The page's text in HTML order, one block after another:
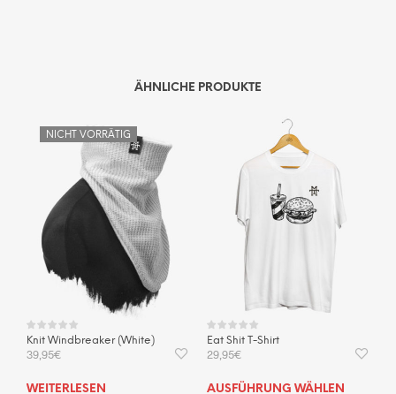
ÄHNLICHE PRODUKTE
NICHT VORRÄTIG
Knit Windbreaker (White)
39,95€
WEITERLESEN
Eat Shit T-Shirt
29,95€
AUSFÜHRUNG WÄHLEN